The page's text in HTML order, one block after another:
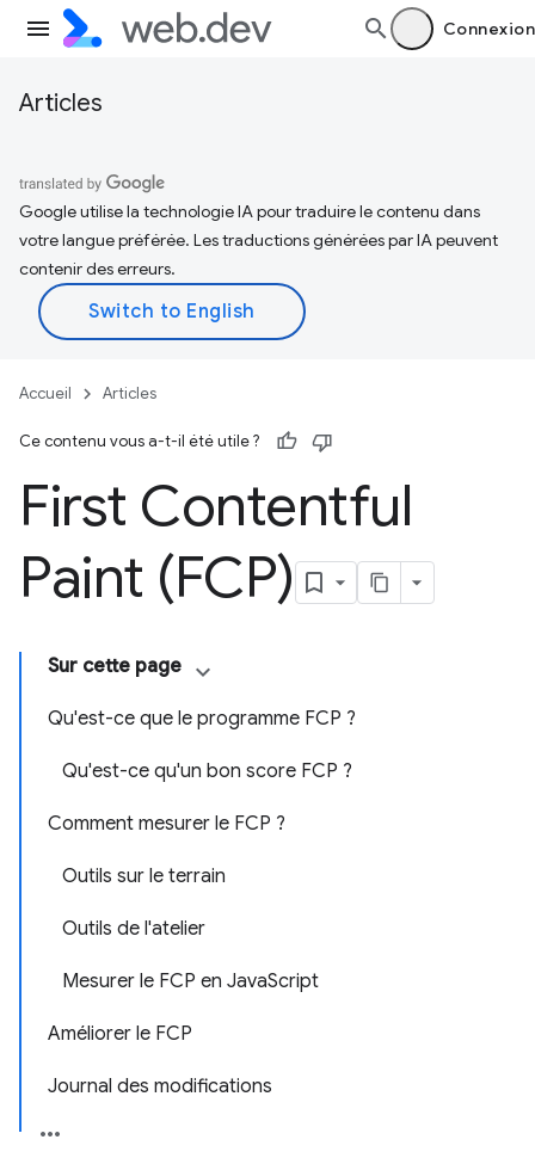
Connexion
Articles
Google utilise la technologie IA pour traduire le contenu dans
votre langue préférée. Les traductions générées par IA peuvent
contenir des erreurs.
Accueil Articles
Ce contenu vous a-t-il été utile ?
First Contentful
Paint (FCP)
Sur cette page
Qu'est-ce que le programme FCP ?
Qu'est-ce qu'un bon score FCP ?
Comment mesurer le FCP ?
Outils sur le terrain
Outils de l'atelier
Mesurer le FCP en JavaScript
Améliorer le FCP
Journal des modifications